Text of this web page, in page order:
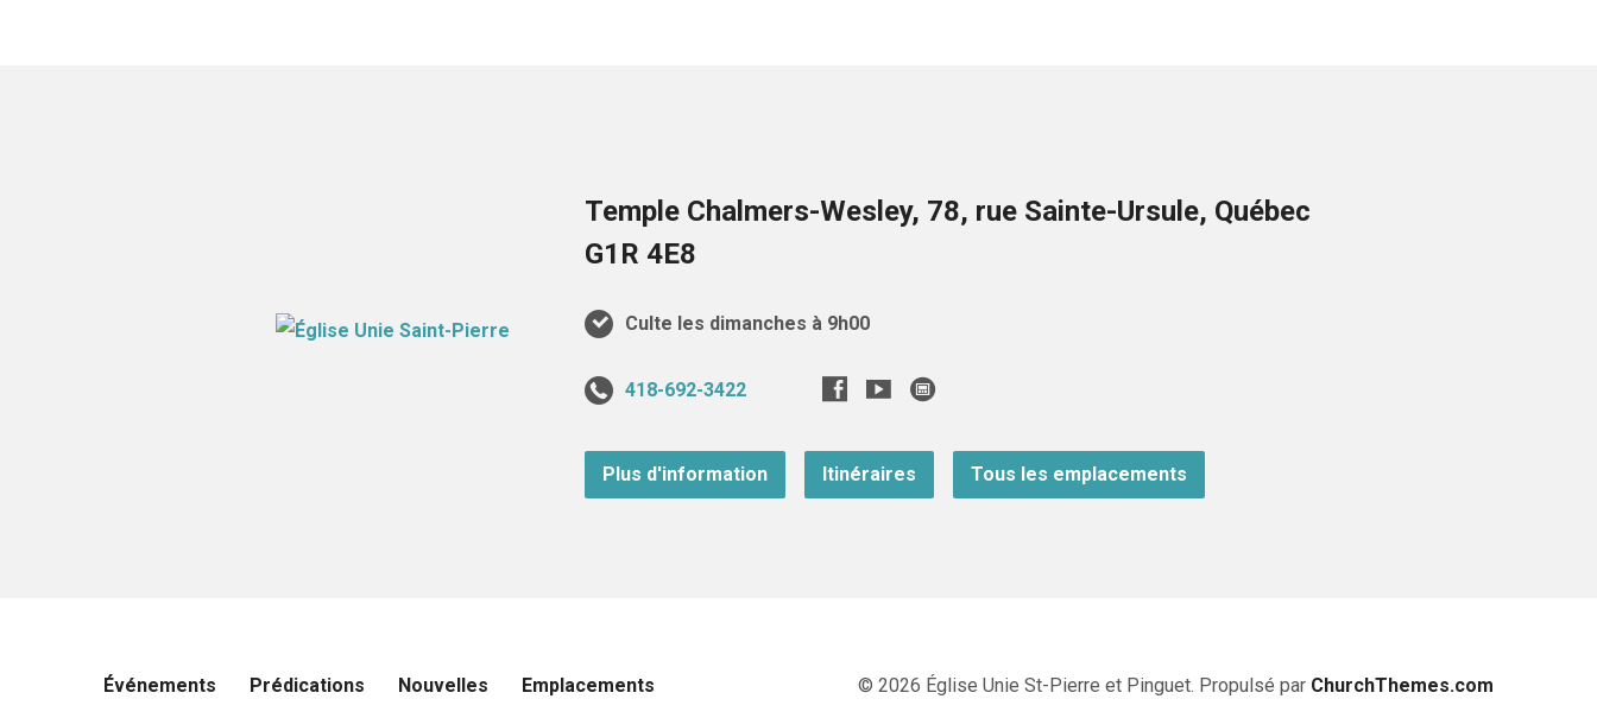
Temple Chalmers-Wesley, 78, rue Sainte-Ursule, Québec
G1R 4E8
Culte les dimanches à 9h00
418-692-3422
Plus d'information Itinéraires Tous les emplacements
Événements Prédications Nouvelles Emplacements © 2026 Église Unie St-Pierre et Pinguet. Propulsé par ChurchThemes.com